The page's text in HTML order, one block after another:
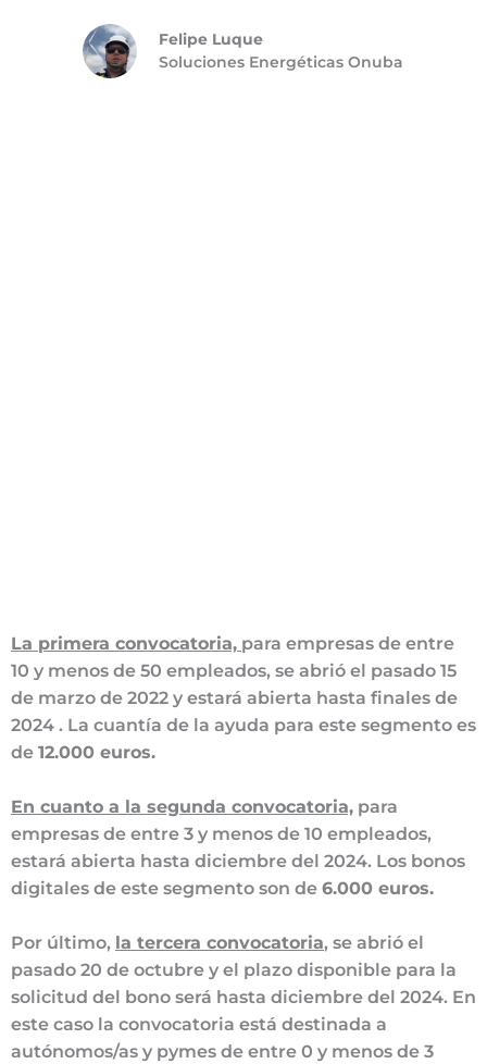
Felipe Luque
Soluciones Energéticas Onuba
La primera convocatoria, para empresas de entre
10 y menos de 50 empleados, se abrió el pasado 15
de marzo de 2022 y estará abierta hasta finales de
2024 . La cuantía de la ayuda para este segmento es
de 12.000 euros.
En cuanto a la segunda convocatoria, para
empresas de entre 3 y menos de 10 empleados,
estará abierta hasta diciembre del 2024. Los bonos
digitales de este segmento son de 6.000 euros.
Por último, la tercera convocatoria, se abrió el
pasado 20 de octubre y el plazo disponible para la
solicitud del bono será hasta diciembre del 2024. En
este caso la convocatoria está destinada a
autónomos/as y pymes de entre 0 y menos de 3